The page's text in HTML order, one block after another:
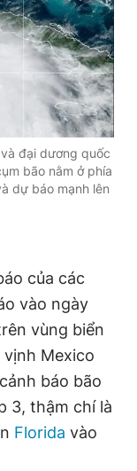
cáo
24.3.2020
Niên. Cấm sao
thuận bằng văn
đại dương quốc
bão nằm ở phía
dự báo mạnh lên
của các
vào ngày
vùng biển
vịnh Mexico
báo bão
3, thậm chí là
Florida vào